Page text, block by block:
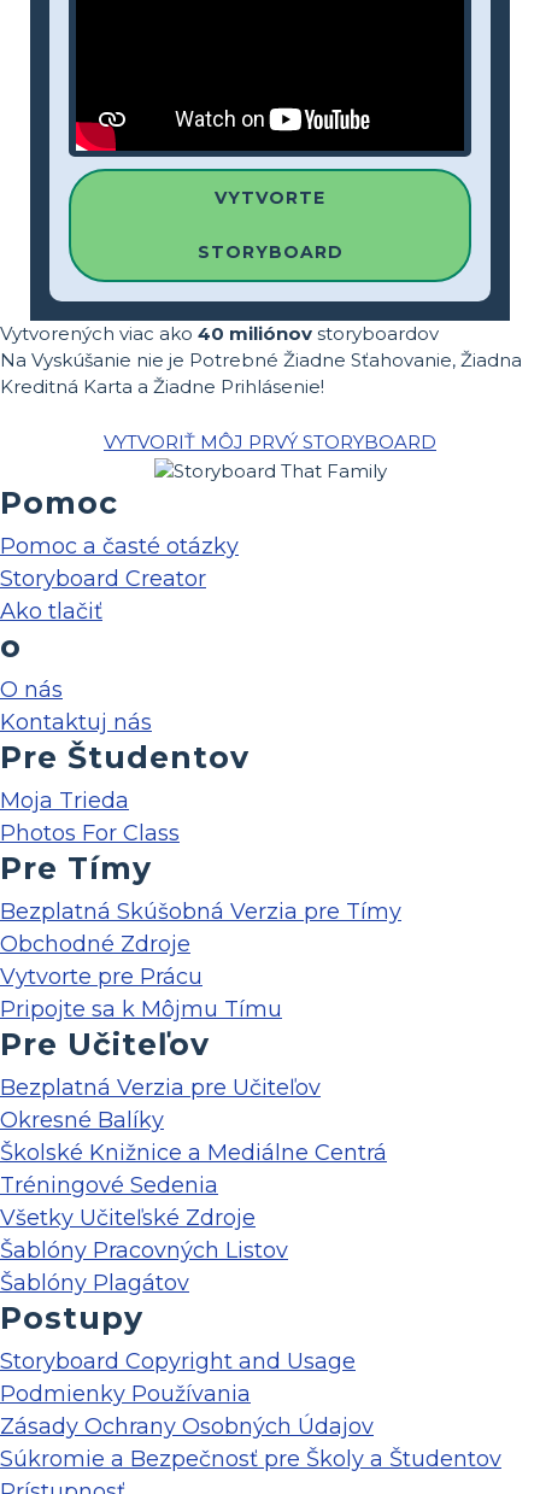
VYTVORTE
STORYBOARD
Vytvorených viac ako 40 miliónov storyboardov
Na Vyskúšanie nie je Potrebné Žiadne Sťahovanie, Žiadna
Kreditná Karta a Žiadne Prihlásenie!
VYTVORIŤ MÔJ PRVÝ STORYBOARD
Pomoc
Pomoc a časté otázky
Storyboard Creator
Ako tlačiť
o
O nás
Kontaktuj nás
Pre Študentov
Moja Trieda
Photos For Class
Pre Tímy
Bezplatná Skúšobná Verzia pre Tímy
Obchodné Zdroje
Vytvorte pre Prácu
Pripojte sa k Môjmu Tímu
Pre Učiteľov
Bezplatná Verzia pre Učiteľov
Okresné Balíky
Školské Knižnice a Mediálne Centrá
Tréningové Sedenia
Všetky Učiteľské Zdroje
Šablóny Pracovných Listov
Šablóny Plagátov
Postupy
Storyboard Copyright and Usage
Podmienky Používania
Zásady Ochrany Osobných Údajov
Súkromie a Bezpečnosť pre Školy a Študentov